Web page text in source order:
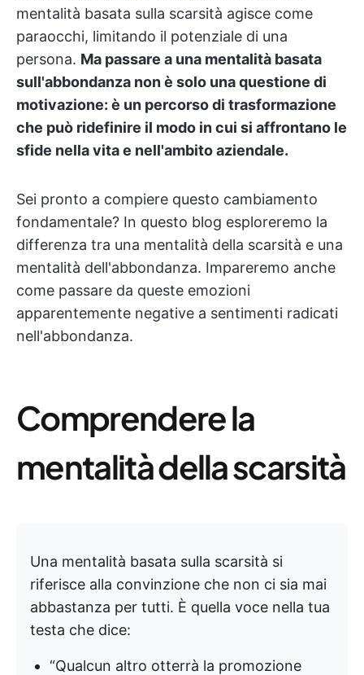
mentalità basata sulla scarsità agisce come
paraocchi, limitando il potenziale di una
persona. Ma passare a una mentalità basata
sull'abbondanza non è solo una questione di
motivazione: è un percorso di trasformazione
che può ridefinire il modo in cui si affrontano le
sfide nella vita e nell'ambito aziendale.
Sei pronto a compiere questo cambiamento
fondamentale? In questo blog esploreremo la
differenza tra una mentalità della scarsità e una
mentalità dell'abbondanza. Impareremo anche
come passare da queste emozioni
apparentemente negative a sentimenti radicati
nell'abbondanza.
Comprendere la
mentalità della scarsità
Una mentalità basata sulla scarsità si
riferisce alla convinzione che non ci sia mai
abbastanza per tutti. È quella voce nella tua
testa che dice:
“Qualcun altro otterrà la promozione